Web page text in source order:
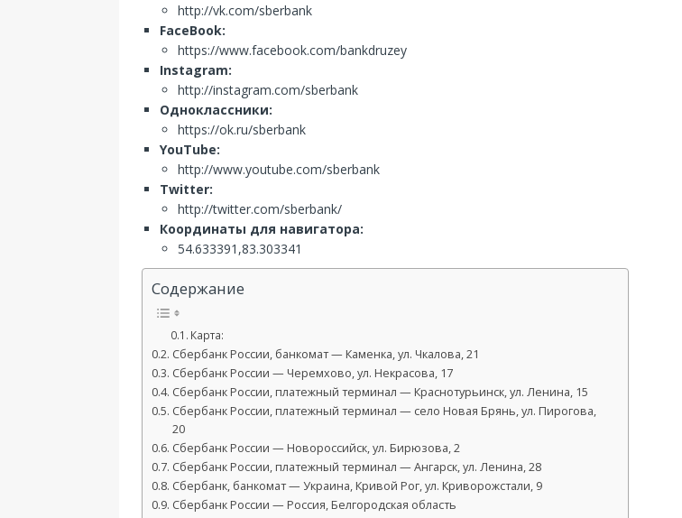
http://vk.com/sberbank
FaceBook:
https://www.facebook.com/bankdruzey
Instagram:
http://instagram.com/sberbank
Одноклассники:
https://ok.ru/sberbank
YouTube:
http://www.youtube.com/sberbank
Twitter:
http://twitter.com/sberbank/
Координаты для навигатора:
54.633391,83.303341
Содержание
Карта:
Сбербанк России, банкомат — Каменка, ул. Чкалова, 21
Сбербанк России — Черемхово, ул. Некрасова, 17
Сбербанк России, платежный терминал — Краснотурьинск, ул. Ленина, 15
Сбербанк России, платежный терминал — село Новая Брянь, ул. Пирогова,
20
Сбербанк России — Новороссийск, ул. Бирюзова, 2
Сбербанк России, платежный терминал — Ангарск, ул. Ленина, 28
Сбербанк, банкомат — Украина, Кривой Рог, ул. Криворожстали, 9
Сбербанк России — Россия, Белгородская область